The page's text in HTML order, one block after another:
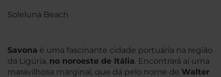
Soleluna Beach
Savona é uma fascinante cidade portuária na região
da Ligúria, no noroeste de Itália. Encontrará aí uma
maravilhosa marginal, que dá pelo nome de Walter